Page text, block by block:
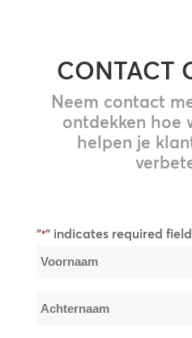
CONTACT
Neem contact
ontdekken hoe
helpen je
"*" indicates required
Naam